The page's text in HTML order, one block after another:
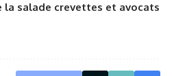
la salade crevettes et avocats